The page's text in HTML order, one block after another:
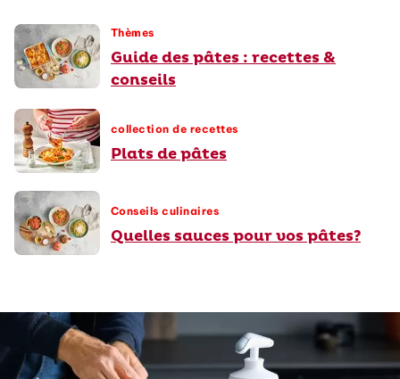
Thèmes
Guide des pâtes : recettes &
conseils
collection de recettes
Plats de pâtes
Conseils culinaires
Quelles sauces pour vos pâtes?